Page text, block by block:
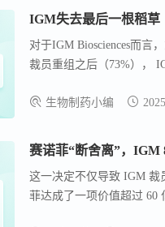
IGM失去最后一根稻草
对于IGM Biosciences而言
裁员重组之后（73%），
生物制药小编
赛诺菲“断舍离”，IGM
这一决定不仅导致 IGM 裁
菲达成了一项价值超过 60